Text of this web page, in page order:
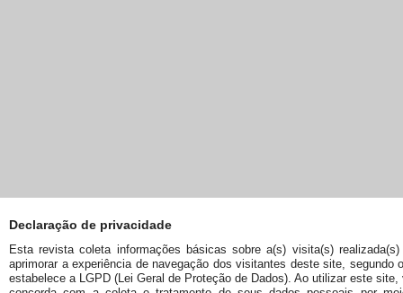
Declaração de privacidade
Esta revista coleta informações básicas sobre a(s) visita(s) realizada(s)
aprimorar a experiência de navegação dos visitantes deste site, segundo
estabelece a LGPD (Lei Geral de Proteção de Dados). Ao utilizar este site,